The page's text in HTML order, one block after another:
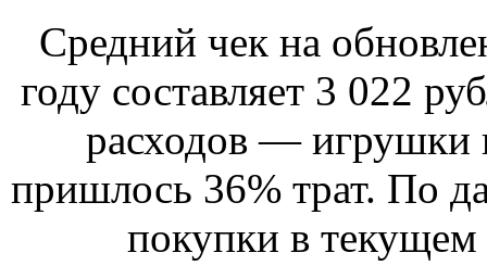
Cредний чек на
году составляет 3 022
расходов — игрушки
пришлось 36% трат. По
покупки в текущем